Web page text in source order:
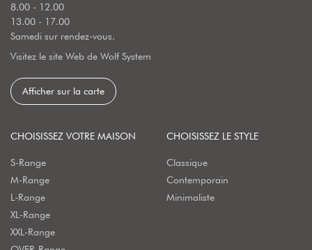
8.00 - 12.00
13.00 - 17.00
Samedi sur rendez-vous.
Visitez le site Web de Wolf System
Afficher sur la carte
CHOISISSEZ VOTRE MAISON
S-Range
M-Range
L-Range
XL-Range
XXL-Range
CHOISISSEZ LE STYLE
Classique
Contemporain
Minimaliste